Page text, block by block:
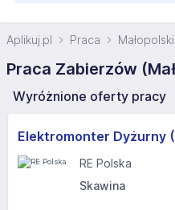
Aplikuj.pl Praca
Praca Zabierzów
Wyróżnione oferty pracy
Elektromonter Dyżurny
RE Polska
Skawina